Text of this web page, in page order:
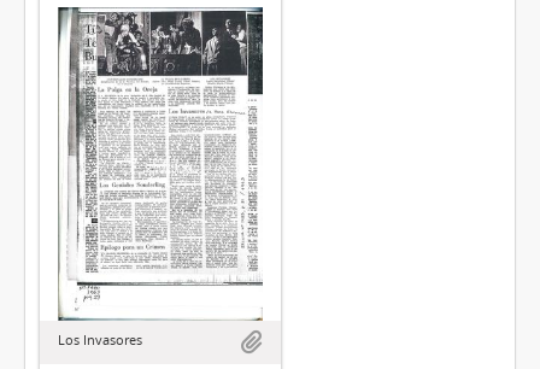
Los Invasores